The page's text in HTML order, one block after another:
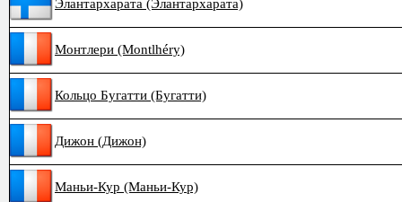
Элантархарата (Элантархарата)
Монтлери (Montlhéry)
Кольцо Бугатти (Бугатти)
Дижон (Дижон)
Маньи-Кур (Маньи-Кур)